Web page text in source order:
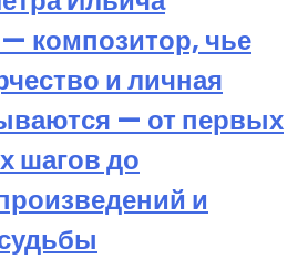
композитор, чье
и личная
— от первых
шагов до
и